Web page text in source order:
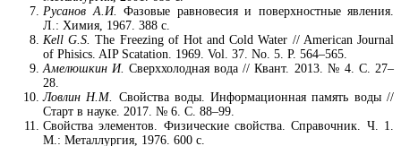
Русанов А.И.
Фазовые равновесия и поверхностные явления.
Л.: Химия, 1967. 388 с.
Kell G.S. The Freezing of Hot and Cold Water // American Journal
of Phisics. AIP Scatation. 1969. Vol. 37. No. 5. P. 564–565.
Амелюшкин И. Сверххолодная вода // Квант. 2013. № 4. С. 27–
28.
Ловлин Н.М.
Свойства воды. Информационная память воды //
Старт в науке. 2017. № 6. С. 88–99.
Свойства элементов. Физические свойства. Справочник. Ч. 1.
М.: Металлургия, 1976. 600 с.